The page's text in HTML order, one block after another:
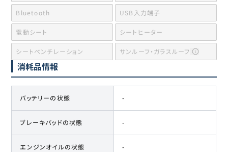
Bluetooth USB入力端子
電動シート シートヒーター
シートベンチレーション サンルーフ・ガラスルーフ
消耗品情報
バッテリーの状態 -
ブレーキパッドの状態 -
エンジンオイルの状態 -